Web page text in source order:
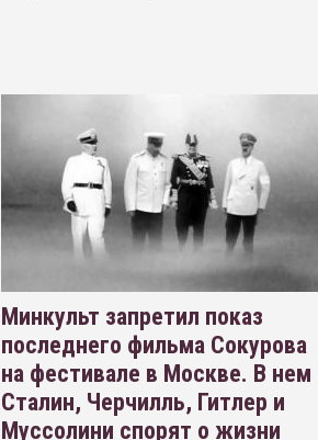
Минкульт запретил показ
последнего фильма Сокурова
на фестивале в Москве. В нем
Сталин, Черчилль, Гитлер и
Муссолини спорят о жизни